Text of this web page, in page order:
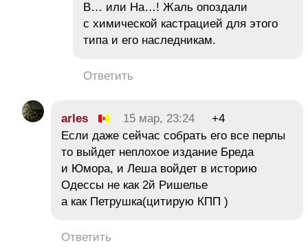
В… или На…! Жаль опоздали
с химической кастрацией для этого
типа и его наследникам.
Ответить
arles 15 мар, 23:24
+4
Если даже сейчас собрать его все перлы
то выйдет неплохое издание Бреда
и Юмора, и Леша войдет в историю
Одессы не как 2й Ришелье
а как Петрушка(цитирую КПП )
Ответить